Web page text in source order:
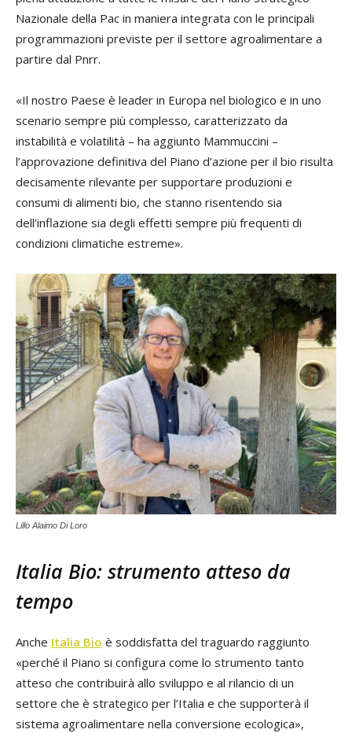
Nazionale della Pac in maniera integrata con le principali
programmazioni previste per il settore agroalimentare a
partire dal Pnrr.
«Il nostro Paese è leader in Europa nel biologico e in uno
scenario sempre più complesso, caratterizzato da
instabilità e volatilità – ha aggiunto Mammuccini –
l’approvazione definitiva del Piano d’azione per il bio risulta
decisamente rilevante per supportare produzioni e
consumi di alimenti bio, che stanno risentendo sia
dell’inflazione sia degli effetti sempre più frequenti di
condizioni climatiche estreme».
Lillo Alaimo Di Loro
Italia Bio: strumento atteso da
tempo
Anche Italia Bio è soddisfatta del traguardo raggiunto
«perché il Piano si configura come lo strumento tanto
atteso che contribuirà allo sviluppo e al rilancio di un
settore che è strategico per l’Italia e che supporterà il
sistema agroalimentare nella conversione ecologica»,